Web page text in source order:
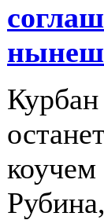
коучем